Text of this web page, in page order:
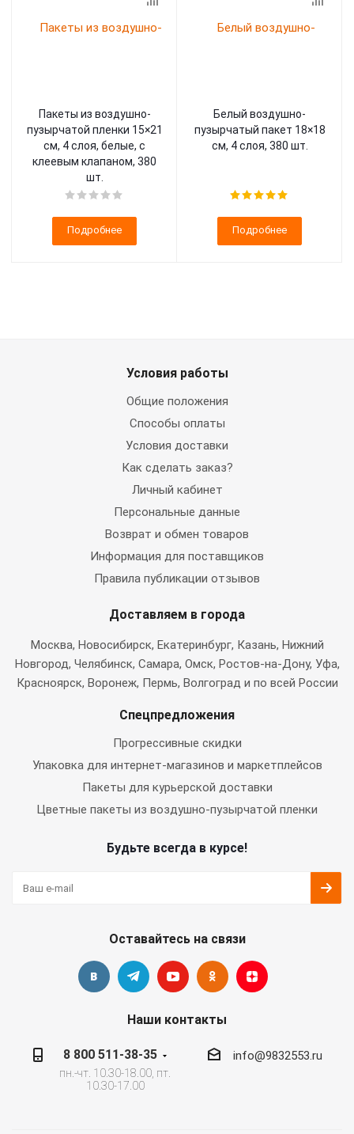
Пакеты из воздушно-
пузырчатой пленки 15×21
см, 4 слоя, белые, с
клеевым клапаном, 380
шт.
Подробнее
Белый воздушно-
пузырчатый пакет 18×18
см, 4 слоя, 380 шт.
Подробнее
Условия работы
Общие положения
Способы оплаты
Условия доставки
Как сделать заказ?
Личный кабинет
Персональные данные
Возврат и обмен товаров
Информация для поставщиков
Правила публикации отзывов
Доставляем в города
Москва, Новосибирск, Екатеринбург, Казань, Нижний
Новгород, Челябинск, Самара, Омск, Ростов-на-Дону, Уфа,
Красноярск, Воронеж, Пермь, Волгоград и по всей России
Спецпредложения
Прогрессивные скидки
Упаковка для интернет-магазинов и маркетплейсов
Пакеты для курьерской доставки
Цветные пакеты из воздушно-пузырчатой пленки
Будьте всегда в курсе!
Оставайтесь на связи
Наши контакты
8 800 511-38-35
пн.-чт. 10.30-18.00, пт.
10.30-17.00
info@9832553.ru